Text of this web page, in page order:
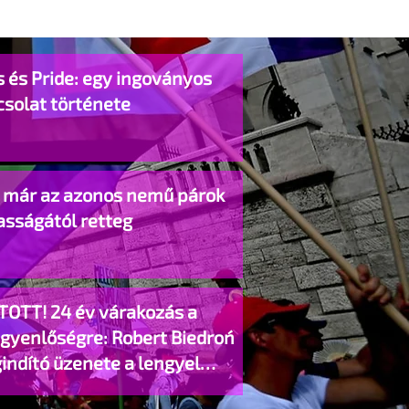
és Pride: egy ingoványos
története
már az azonos nemű párok
retteg
24 év várakozás a
Robert Biedroń
üzenete a lengyel
élettársi kapcsolatokért